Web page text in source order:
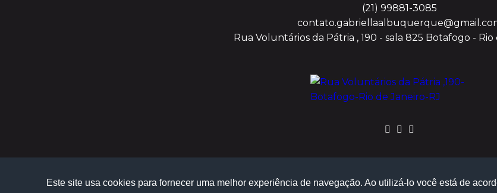
(21) 99881-3085
Rua Voluntários da Pátria , 190 - sala 825 Botafogo - Rio
Este site usa cookies para fornecer uma melhor experiência de navegação. Ao utilizá-lo você está de